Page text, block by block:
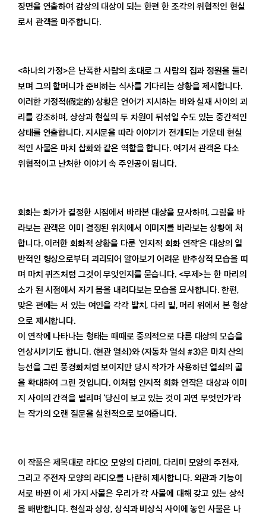
장면을 연출하여 감상의 대상이 되는 한편 한 조각의 위협적인 현실
로서 관객을 마주합니다.
<하나의 가정>은 난폭한 사람의 초대로 그 사람의 집과 정원을 둘러
보며 그의 할머니가 준비하는 식사를 기다리는 상황을 제시합니다.
이러한 가정적(假定的) 상황은 언어가 지시하는 바와 실재 사이의 괴
리를 강조하며, 상상과 현실의 두 차원이 뒤섞일 수도 있는 중간적인
상태를 연출합니다. 지시문을 따라 이야기가 전개되는 가운데 현실
적인 사물은 마치 삽화와 같은 역할을 합니다. 여기서 관객은 다소
위협적이고 난처한 이야기 속 주인공이 됩니다.
회화는 화가가 결정한 시점에서 바라본 대상을 묘사하며, 그림을 바
라보는 관객은 이미 결정된 위치에서 이미지를 바라보는 상황에 처
합니다. 이러한 회화적 상황을 다룬 ‘인지적 회화 연작’은 대상의 일
반적인 형상으로부터 괴리되어 알아보기 어려운 반추상적 모습을 띠
며 마치 퀴즈처럼 그것이 무엇인지를 묻습니다. <무제>는 한 마리의
소가 된 시점에서 자기 몸을 내려다보는 모습을 묘사합니다. 한편,
맞은 편에는 서 있는 여인을 각각 발치, 다리 밑, 머리 위에서 본 형상
으로 제시합니다.
이 연작에 나타나는 형태는 때때로 중의적으로 다른 대상의 모습을
연상시키기도 합니다. 〈현관 열쇠〉와 〈자동차 열쇠 #3〉은 마치 산의
능선을 그린 풍경화처럼 보이지만 당시 작가가 사용하던 열쇠의 골
을 확대하여 그린 것입니다. 이처럼 인지적 회화 연작은 대상과 이미
지 사이의 간격을 벌리며 ‘당신이 보고 있는 것이 과연 무엇인가’라
는 작가의 오랜 질문을 실천적으로 보여줍니다.
이 작품은 제목대로 라디오 모양의 다리미, 다리미 모양의 주전자,
그리고 주전자 모양의 라디오를 나란히 제시합니다. 외관과 기능이
서로 바뀐 이 세 가지 사물은 우리가 각 사물에 대해 갖고 있는 상식
을 배반합니다. 현실과 상상, 상식과 비상식 사이에 놓인 사물은 나